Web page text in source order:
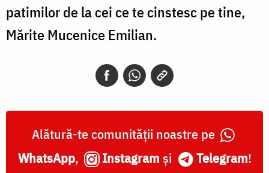
patimilor de la cei ce te cinstesc pe tine,
Mărite Mucenice Emilian.
Alătură-te comunității noastre pe
WhatsApp, Instagram și Telegram!